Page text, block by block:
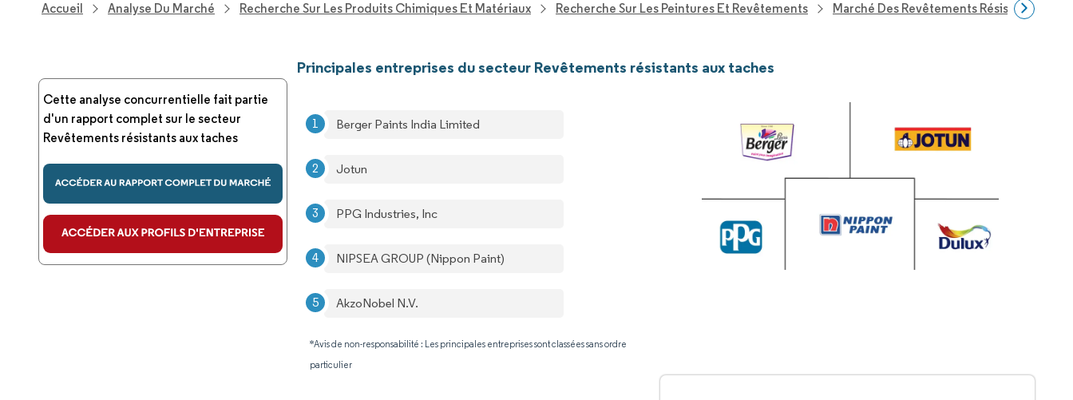
Accueil Analyse Du Marché Recherche Sur Les Produits Chimiques Et Matériaux Recherche Sur Les Peintures Et Revêtements Marché Des Revêtements Résistants Aux
Cette analyse concurrentielle fait partie
d'un rapport complet sur le secteur
Revêtements résistants aux taches
Principales entreprises du secteur Revêtements résistants aux taches
Berger Paints India Limited
Jotun
PPG Industries, Inc
NIPSEA GROUP (Nippon Paint)
AkzoNobel N.V.
*Avis de non-responsabilité : Les principales entreprises sont classées sans ordre
particulier